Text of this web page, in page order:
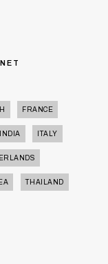
FRANCE
INDIA ITALY
THAILAND